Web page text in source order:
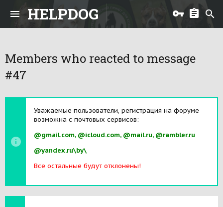
HELPDOG
Members who reacted to message
#47
Уважаемые пользователи, регистрация на форуме
возможна с почтовых сервисов:
@gmail.com, @icloud.com, @mail.ru, @rambler.ru
@yandex.ru\by\
Все остальные будут отклонены!